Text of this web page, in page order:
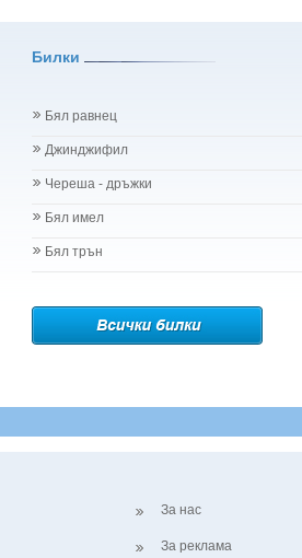
Билки
Бял равнец
Джинджифил
Череша - дръжки
Бял имел
Бял трън
За нас
За реклама